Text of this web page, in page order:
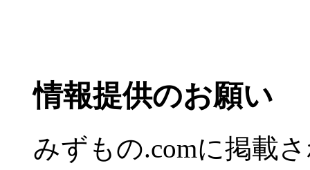
情報提供のお願い
みずもの.comに掲載